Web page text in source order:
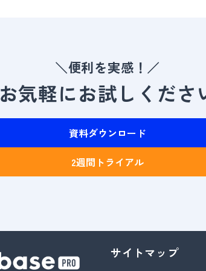
＼便利を実感！／
お気軽にお試しくださ
資料ダウンロード
2週間トライアル
サイトマップ